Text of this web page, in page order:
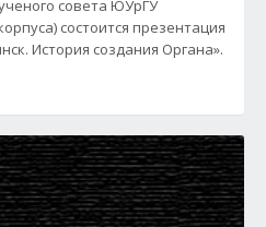
совета ЮУрГУ
состоится презентация
История создания Органа».